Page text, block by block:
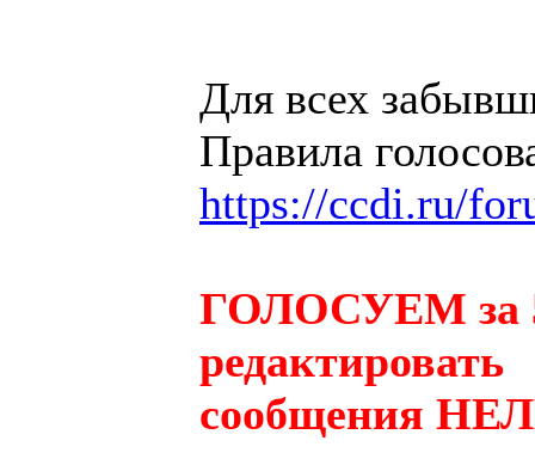
Для всех
Правила
https://ccdi.ru/
ГОЛОСУЕМ за 5
редактировать
сообщения